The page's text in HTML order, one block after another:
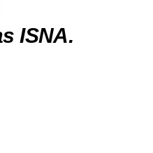
ISNA.